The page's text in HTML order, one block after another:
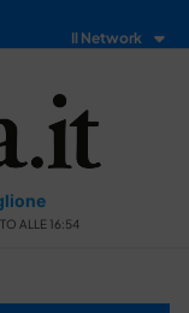
Il Network
ALLE 16:54